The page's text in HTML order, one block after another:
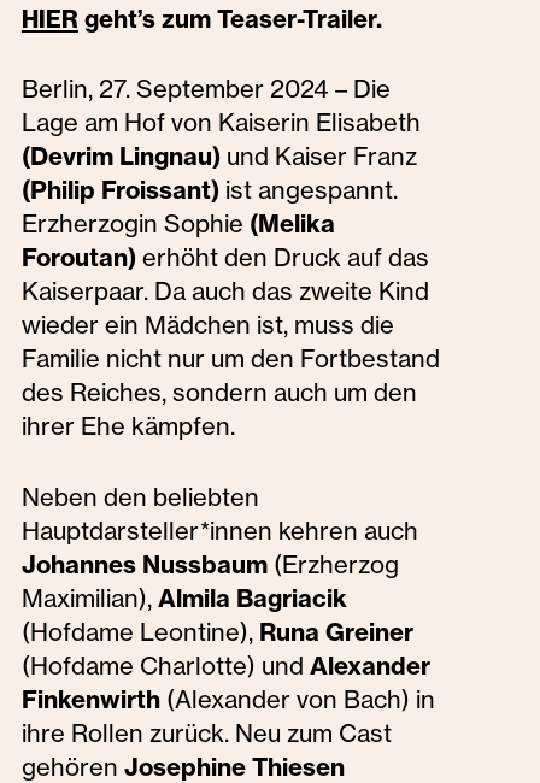
HIER geht’s zum Teaser-Trailer.
Berlin, 27. September 2024 – Die
Lage am Hof von Kaiserin Elisabeth
(Devrim Lingnau) und Kaiser Franz
(Philip Froissant)ist angespannt.
Erzherzogin Sophie (Melika
Foroutan) erhöht den Druck auf das
Kaiserpaar. Da auch das zweite Kind
wieder ein Mädchen ist, muss die
Familie nicht nur um den Fortbestand
des Reiches, sondern auch um den
ihrer Ehe kämpfen.
Neben den beliebten
Hauptdarsteller*innen kehren auch
Johannes Nussbaum(Erzherzog
Maximilian), Almila Bagriacik
(Hofdame Leontine), Runa Greiner
(Hofdame Charlotte) und Alexander
Finkenwirth (Alexander von Bach) in
ihre Rollen zurück. Neu zum Cast
gehören Josephine Thiesen